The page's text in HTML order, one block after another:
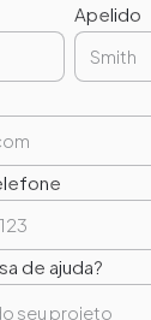
Apelido
de ajuda?